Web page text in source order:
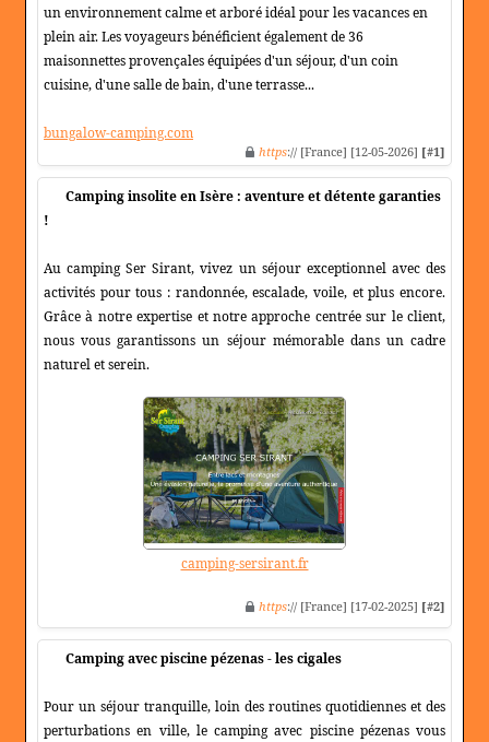
un environnement calme et arboré idéal pour les vacances en
plein air. Les voyageurs bénéficient également de 36
maisonnettes provençales équipées d'un séjour, d'un coin
cuisine, d'une salle de bain, d'une terrasse...
bungalow-camping.com
https:// [France] [12-05-2026] [#1]
Camping insolite en Isère : aventure et détente garanties
!
Au camping Ser Sirant, vivez un séjour exceptionnel avec des
activités pour tous : randonnée, escalade, voile, et plus encore.
Grâce à notre expertise et notre approche centrée sur le client,
nous vous garantissons un séjour mémorable dans un cadre
naturel et serein.
camping-sersirant.fr
https:// [France] [17-02-2025] [#2]
Camping avec piscine pézenas - les cigales
Pour un séjour tranquille, loin des routines quotidiennes et des
perturbations en ville, le camping avec piscine pézenas vous